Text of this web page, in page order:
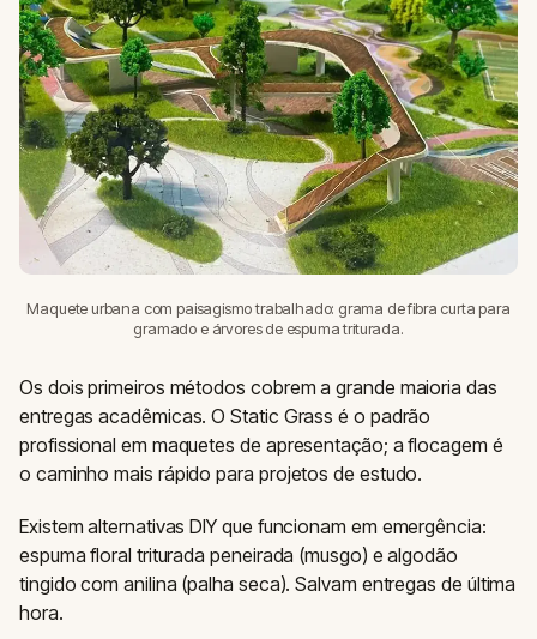
Maquete urbana com paisagismo trabalhado: grama de fibra curta para
gramado e árvores de espuma triturada.
Os dois primeiros métodos cobrem a grande maioria das
entregas acadêmicas. O Static Grass é o padrão
profissional em maquetes de apresentação; a flocagem é
o caminho mais rápido para projetos de estudo.
Existem alternativas DIY que funcionam em emergência:
espuma floral triturada peneirada (musgo) e algodão
tingido com anilina (palha seca). Salvam entregas de última
hora.